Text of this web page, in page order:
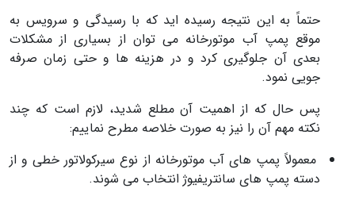
حتماً به این نتیجه رسیده اید که با رسیدگی و سرویس به
موقع پمپ آب موتورخانه می توان از بسیاری از مشکلات
بعدی آن جلوگیری کرد و در هزینه ها و حتی زمان صرفه
جویی نمود.
پس حال که از اهمیت آن مطلع شدید، لازم است که چند
نکته مهم آن را نیز به صورت خلاصه مطرح نماییم:
معمولاً پمپ های آب موتورخانه از نوع سیرکولاتور خطی و از
دسته پمپ های سانتریفیوژ انتخاب می شوند.